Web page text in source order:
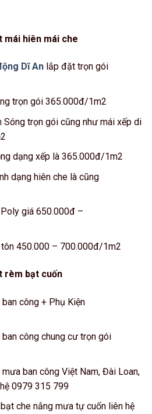
mái hiên mái che
Dĩ Anlắp đặt trọn gói
trọn gói 365.000đ/1m2
Sóng trọn gói cũng như mái xếp di
dạng xếp là 365.000đ/1m2
dạng hiên che là cũng
giá 650.000đ –
450.000 – 700.000đ/1m2
rèm bạt cuốn
công + Phụ Kiện
ban công chung cư trọn gói
ban công Việt Nam, Đài Loan,
0979 315 799
che nắng mưa tự cuốn liên hệ